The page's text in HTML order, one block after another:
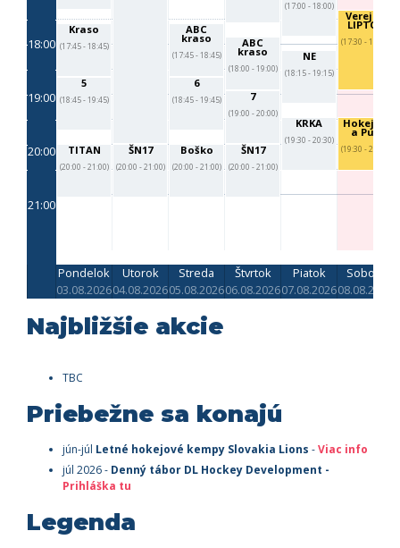
18:00
19:00
20:00
21:00
Kraso
(17:45 - 18:45)
5
(18:45 - 19:45)
TITAN
(20:00 - 21:00)
ŠN17
(20:00 - 21:00)
ABC
kraso
(17:45 - 18:45)
6
(18:45 - 19:45)
Boško
(20:00 - 21:00)
ABC
kraso
(18:00 - 19:00)
7
(19:00 - 20:00)
ŠN17
(20:00 - 21:00)
(17:00 - 18:00)
NE
(18:15 - 19:15)
KRKA
(19:30 - 20:30)
Verejko
LIPTOV
(17:30 - 19:00)
Hokejka
a Puk
(19:30 - 20:30)
Pondelok
03.08.2026
Utorok
04.08.2026
Streda
05.08.2026
Štvrtok
06.08.2026
Piatok
07.08.2026
Sobota
08.08.2026
Najbližšie akcie
TBC
Priebežne sa konajú
jún-júl Letné hokejové kempy Slovakia Lions -Viac info
júl 2026 - Denný tábor DL Hockey Development -
Prihláška tu
Legenda